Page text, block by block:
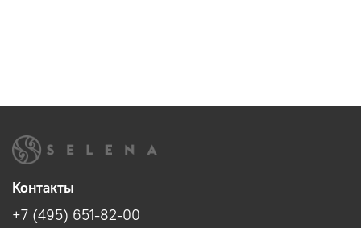
Контакты
+7 (495) 651-82-00